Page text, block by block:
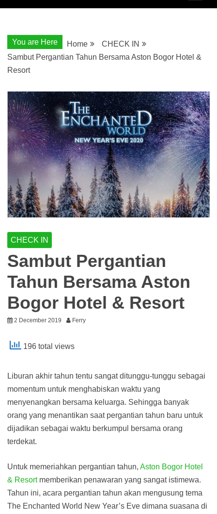
You are Here Home
CHECK IN
Sambut Pergantian Tahun Bersama Aston Bogor Hotel &
Resort
CHECK IN
Sambut Pergantian
Tahun Bersama Aston
Bogor Hotel & Resort
2 December 2019 Ferry
196 total views
Liburan akhir tahun tentu sangat ditunggu-tunggu sebagai
momentum untuk menghabiskan waktu yang
menyenangkan bersama keluarga. Sehingga banyak
orang yang menantikan saat pergantian tahun baru untuk
dijadikan sebagai waktu berkumpul bersama orang
terdekat.
Untuk memeriahkan pergantian tahun, Aston Bogor Hotel
& Resort memberikan penawaran yang sangat istimewa.
Tahun ini, acara pergantian tahun akan mengusung tema
The Enchanted World New Year’s Eve dimana suasana di